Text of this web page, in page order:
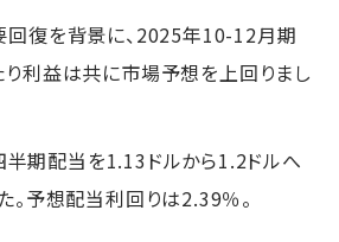
復を背景に、2025年10-12月期
利益は共に市場予想を上回りまし
半期配当を1.13ドルから1.2ドルへ
予想配当利回りは2.39％。